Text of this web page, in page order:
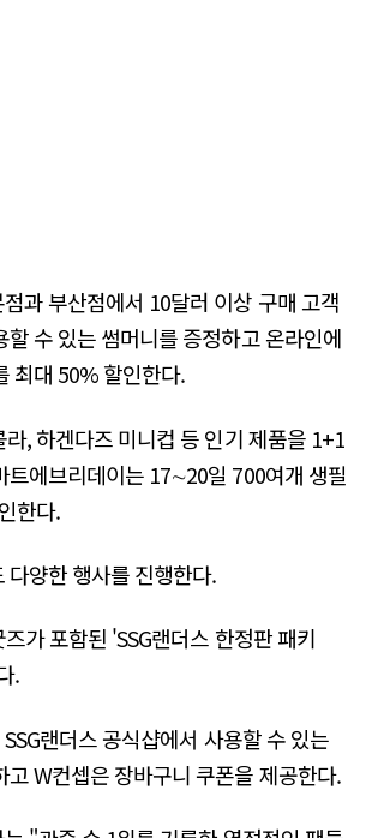
과 부산점에서 10달러 이상 구매 고객
할 수 있는 썸머니를 증정하고 온라인에
최대 50% 할인한다.
, 하겐다즈 미니컵 등 인기 제품을 1+1
트에브리데이는 17∼20일 700여개 생필
한다.
다양한 행사를 진행한다.
가 포함된 'SSG랜더스 한정판 패키
.
랜더스 공식샵에서 사용할 수 있는
고 W컨셉은 장바구니 쿠폰을 제공한다.